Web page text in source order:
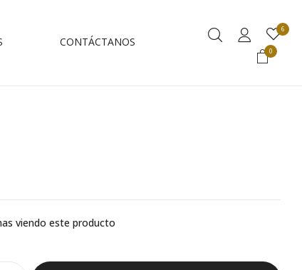
CONTÁCTANOS
6
0
viendo este producto